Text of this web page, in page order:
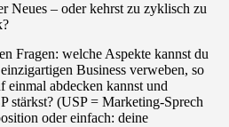
Neues – oder kehrst zu zyklisch zu
Fragen: welche Aspekte kannst du
Business verweben, so
einmal abdecken kannst und
stärkst? (USP = Marketing-Sprech
oder einfach: deine